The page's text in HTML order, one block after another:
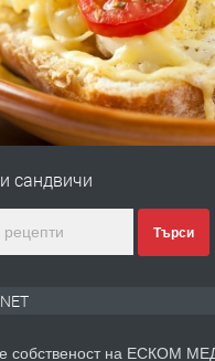
Първи поход "По
сандвичи
Търси
е собственост на ЕСКОМ